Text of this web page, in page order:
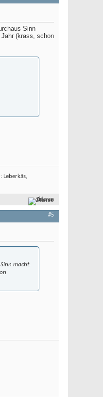
Sinn
(krass, schon
Leberkäs,
Zitieren
#5
macht.